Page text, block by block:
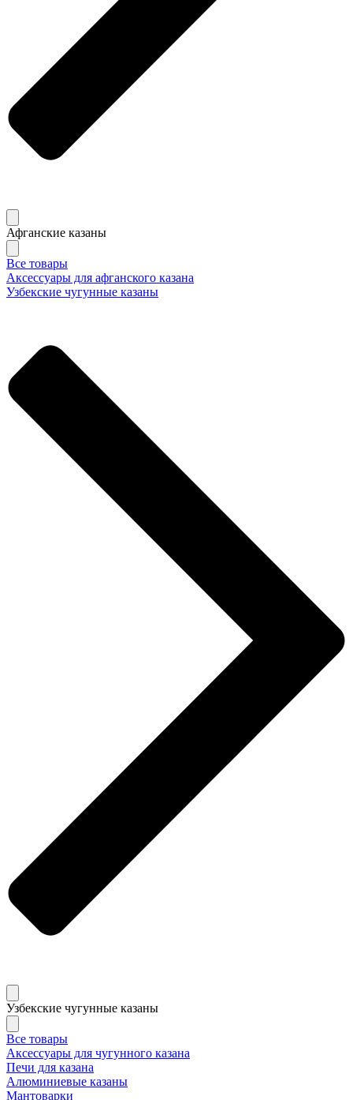
Афганские казаны
Все товары
Аксессуары для афганского казана
Узбекские чугунные казаны
Узбекские чугунные казаны
Все товары
Аксессуары для чугунного казана
Печи для казана
Алюминиевые казаны
Мантоварки